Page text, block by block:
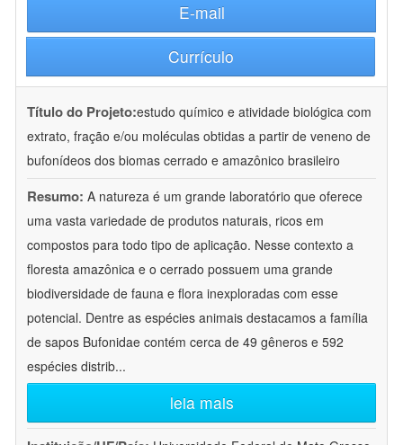
E-mail
Currículo
Título do Projeto:estudo químico e atividade biológica com
extrato, fração e/ou moléculas obtidas a partir de veneno de
bufonídeos dos biomas cerrado e amazônico brasileiro
Resumo: A natureza é um grande laboratório que oferece
uma vasta variedade de produtos naturais, ricos em
compostos para todo tipo de aplicação. Nesse contexto a
floresta amazônica e o cerrado possuem uma grande
biodiversidade de fauna e flora inexploradas com esse
potencial. Dentre as espécies animais destacamos a família
de sapos Bufonidae contém cerca de 49 gêneros e 592
espécies distrib...
leia mais